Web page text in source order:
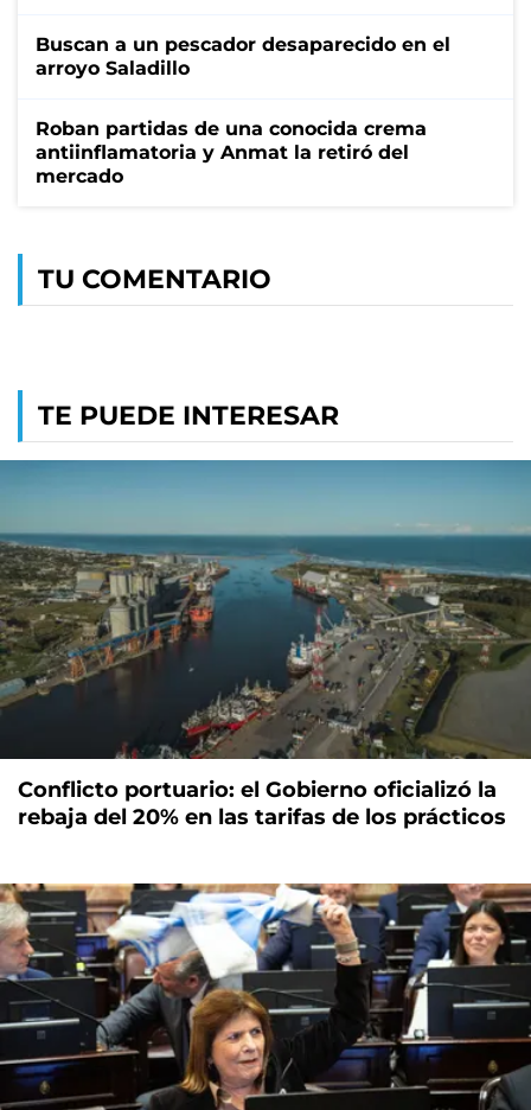
Buscan a un pescador desaparecido en el
arroyo Saladillo
Roban partidas de una conocida crema
antiinflamatoria y Anmat la retiró del
mercado
TU COMENTARIO
TE PUEDE INTERESAR
Conflicto portuario: el Gobierno oficializó la
rebaja del 20% en las tarifas de los prácticos